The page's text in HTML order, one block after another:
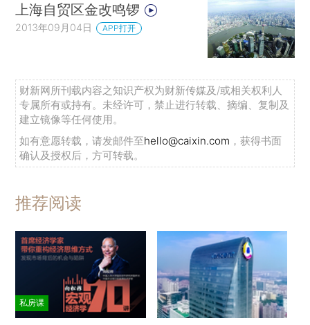
上海自贸区金改鸣锣
2013年09月04日 APP打开
财新网所刊载内容之知识产权为财新传媒及/或相关权利人
专属所有或持有。未经许可，禁止进行转载、摘编、复制及
建立镜像等任何使用。
如有意愿转载，请发邮件至hello@caixin.com ，获得书面
确认及授权后，方可转载。
推荐阅读
私房课